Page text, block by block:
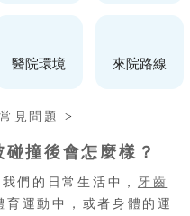
醫院環境 來院路線
常見問題 >
撞後會怎麼樣？
們的日常生活中， 牙齒
運動中，或者身體的運